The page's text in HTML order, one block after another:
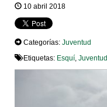
10 abril 2018
Categorías: Juventud
Etiquetas: Esquí, Juventud